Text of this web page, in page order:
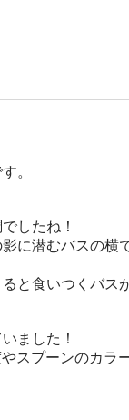
。
したね！
に潜むバスの横
と食いつくバ
ました！
スプーンのカラ